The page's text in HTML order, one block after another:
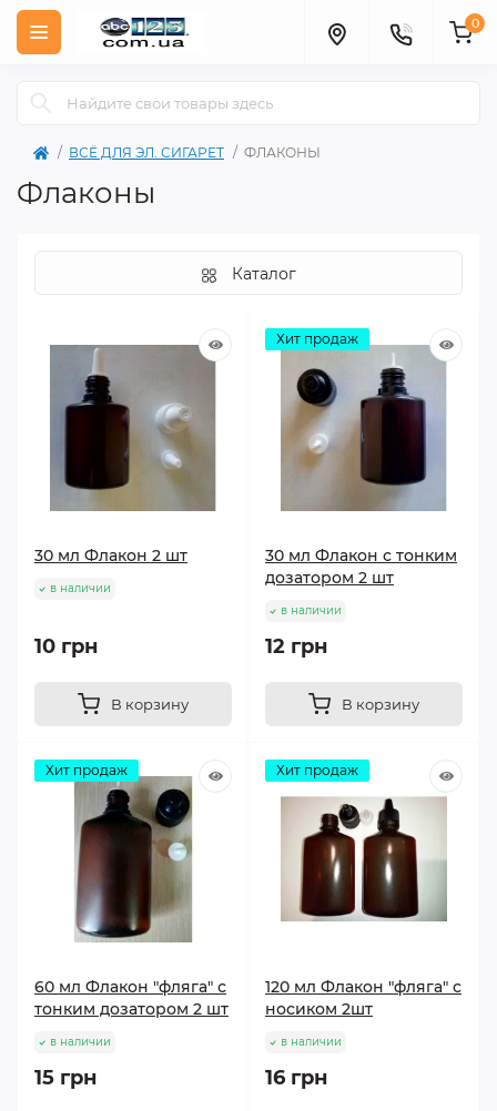
0
ВСЁ ДЛЯ ЭЛ. СИГАРЕТ ФЛАКОНЫ
Флаконы
Каталог
30 мл Флакон 2 шт
в наличии
10 грн
В корзину
Хит продаж
30 мл Флакон с тонким
дозатором 2 шт
в наличии
12 грн
В корзину
Хит продаж
60 мл Флакон "фляга" с
тонким дозатором 2 шт
в наличии
15 грн
Хит продаж
120 мл Флакон "фляга" с
носиком 2шт
в наличии
16 грн